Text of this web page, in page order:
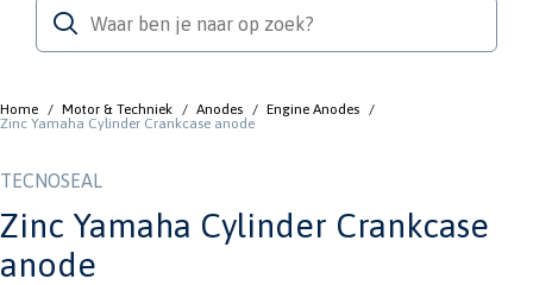
Home / Motor & Techniek / Anodes / Engine Anodes /
Zinc Yamaha Cylinder Crankcase anode
TECNOSEAL
Zinc Yamaha Cylinder Crankcase
anode